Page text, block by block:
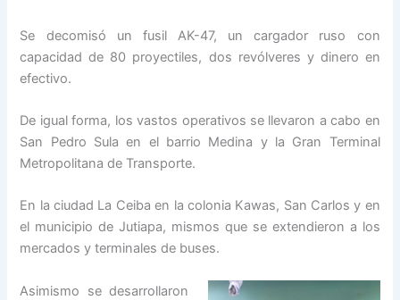
Se decomisó un fusil AK-47, un cargador ruso con
capacidad de 80 proyectiles, dos revólveres y dinero en
efectivo.
De igual forma, los vastos operativos se llevaron a cabo en
San Pedro Sula en el barrio Medina y la Gran Terminal
Metropolitana de Transporte.
En la ciudad La Ceiba en la colonia Kawas, San Carlos y en
el municipio de Jutiapa, mismos que se extendieron a los
mercados y terminales de buses.
Asimismo se desarrollaron